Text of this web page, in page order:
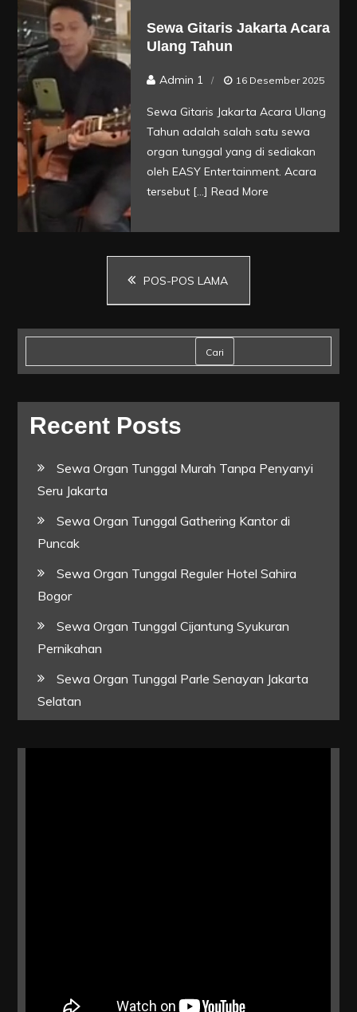
Sewa Gitaris Jakarta Acara
Ulang Tahun
Admin 1 16 Desember 2025
Sewa Gitaris Jakarta Acara Ulang
Tahun adalah salah satu sewa
organ tunggal yang di sediakan
oleh EASY Entertainment. Acara
tersebut […] Read More
Navigasi
pos
POS-POS LAMA
Cari
Recent Posts
Sewa Organ Tunggal Murah Tanpa Penyanyi
Seru Jakarta
Sewa Organ Tunggal Gathering Kantor di
Puncak
Sewa Organ Tunggal Reguler Hotel Sahira
Bogor
Sewa Organ Tunggal Cijantung Syukuran
Pernikahan
Sewa Organ Tunggal Parle Senayan Jakarta
Selatan